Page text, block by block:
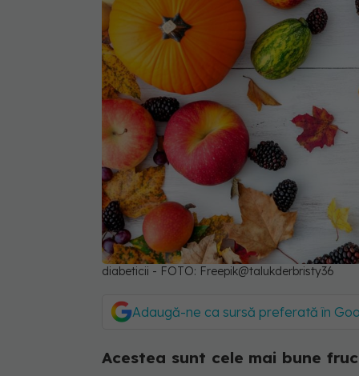
diabeticii - FOTO: Freepik@talukderbristy36
Adaugă-ne ca sursă preferată în
Acestea sunt cele mai bune